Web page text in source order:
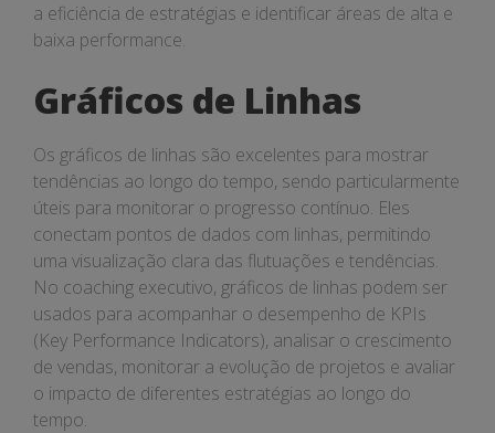
a eficiência de estratégias e identificar áreas de alta e
baixa performance.
Gráficos de Linhas
Os gráficos de linhas são excelentes para mostrar
tendências ao longo do tempo, sendo particularmente
úteis para monitorar o progresso contínuo. Eles
conectam pontos de dados com linhas, permitindo
uma visualização clara das flutuações e tendências.
No coaching executivo, gráficos de linhas podem ser
usados para acompanhar o desempenho de KPIs
(Key Performance Indicators), analisar o crescimento
de vendas, monitorar a evolução de projetos e avaliar
o impacto de diferentes estratégias ao longo do
tempo.